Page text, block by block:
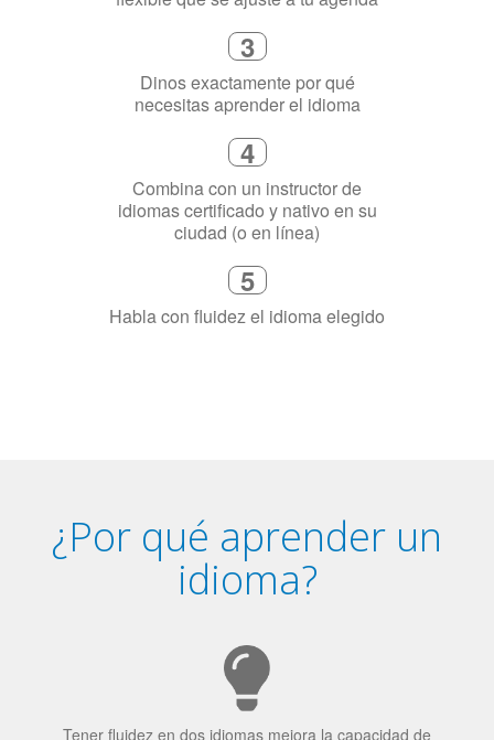
3
Dinos exactamente por qué
necesitas aprender el idioma
Combina con un instructor de
idiomas certificado y nativo en su
ciudad (o en línea)
Habla con fluidez el idioma elegido
¿Por qué aprender un
idioma?
Tener fluidez en dos idiomas mejora la capacidad de
concentración de una persona.